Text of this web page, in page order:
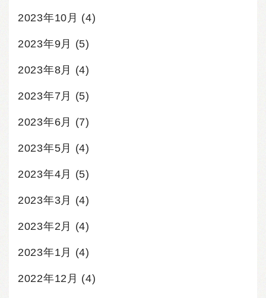
2023年10月 (4)
2023年9月 (5)
2023年8月 (4)
2023年7月 (5)
2023年6月 (7)
2023年5月 (4)
2023年4月 (5)
2023年3月 (4)
2023年2月 (4)
2023年1月 (4)
2022年12月 (4)